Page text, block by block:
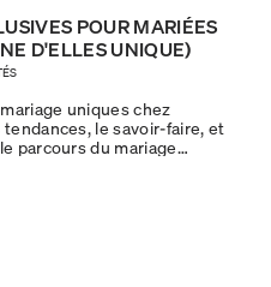
POUR MARIÉES
D'ELLES UNIQUE)
uniques chez
le savoir-faire, et
parcours du mariage